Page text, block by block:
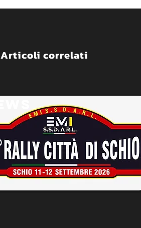
Articoli correlati